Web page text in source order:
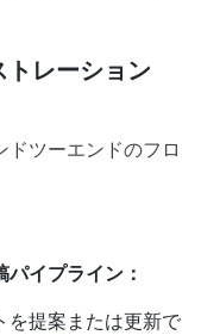
トレーション
ツーエンドのフロ
イプライン：
を提案または更新で